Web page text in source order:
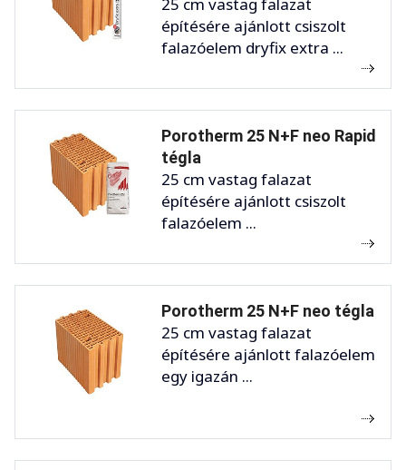
építésére ajánlott csiszolt
falazóelem dryfix extra ...
Porotherm 25 N+F neo Rapid
tégla
25 cm vastag falazat
építésére ajánlott csiszolt
falazóelem ...
Porotherm 25 N+F neo tégla
25 cm vastag falazat
építésére ajánlott falazóelem
egy igazán ...